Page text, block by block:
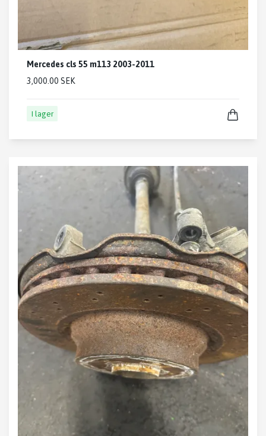
Mercedes cls 55 m113 2003-2011
3,000.00 SEK
I lager